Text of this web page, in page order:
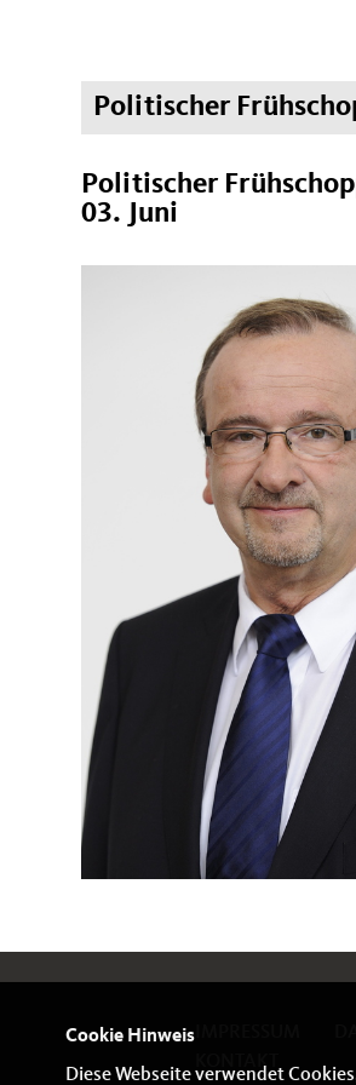
Politischer
Politischer
03. Juni
KONTAKT
Cookie Hinweis
Diese Webseite verwendet